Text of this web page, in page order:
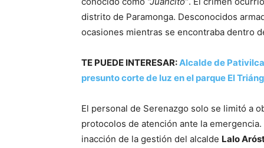
distrito de Paramonga. Desconocidos
ocasiones mientras se encontraba dentro
TE PUEDE INTERESAR:Alcalde de
presunto corte de luz en el parque El
El personal de Serenazgo solo se limitó a
protocolos de atención ante la
inacción de la gestión del alcalde Lalo